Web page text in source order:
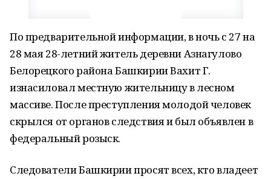
По предварительной информации, в ночь с 27 на
28 мая 28-летний житель деревни Азнагулово
Белорецкого района Башкирии Вахит Г.
изнасиловал местную жительницу в лесном
массиве. После преступления молодой человек
скрылся от органов следствия и был объявлен в
федеральный розыск.
Следователи Башкирии просят всех, кто владеет